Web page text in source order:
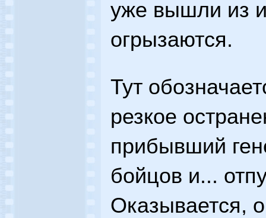
уже вышли из
огрызаются.
Тут
резкое
прибывший
бойцов и...
Оказывается,